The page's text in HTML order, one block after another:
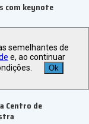
com keynote
Centro de
semelhantes de
e, ao continuar
Ok